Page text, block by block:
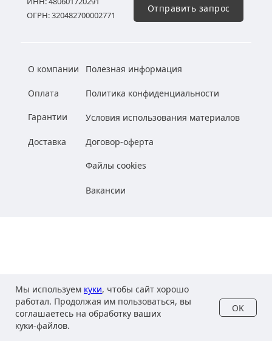
Главная
Мы используем куки, чтобы сайт хорошо
работал. Продолжая им пользоваться, вы
соглашаетесь на обработку ваших
куки‑файлов.
OK
Политика конфиденциальности
Договор-оферта
Файлы cookies
Условия использования материалов
Вакансии
Отправить запрос
ОГРН: 320482700002771
О компании
Оплата
Гарантии
Доставка
Полезная информация